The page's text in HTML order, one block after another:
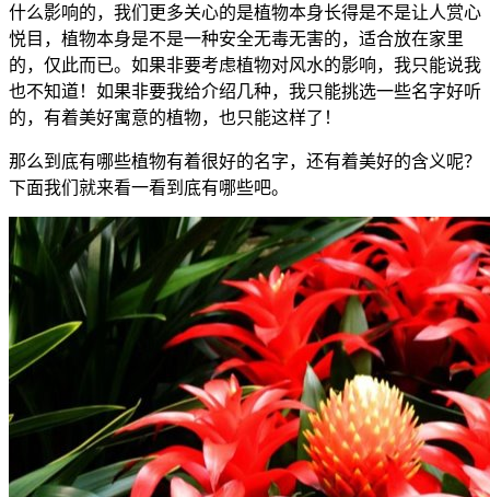
什么影响的，我们更多关心的是植物本身长得是不是让人赏心
悦目，植物本身是不是一种安全无毒无害的，适合放在家里
的，仅此而已。如果非要考虑植物对风水的影响，我只能说我
也不知道！如果非要我给介绍几种，我只能挑选一些名字好听
的，有着美好寓意的植物，也只能这样了！
那么到底有哪些植物有着很好的名字，还有着美好的含义呢？
下面我们就来看一看到底有哪些吧。